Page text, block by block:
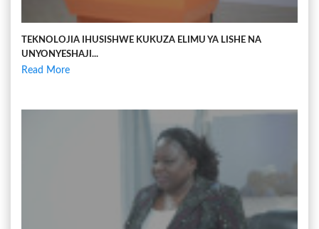
TEKNOLOJIA IHUSISHWE KUKUZA ELIMU YA LISHE NA
UNYONYESHAJI...
Read More